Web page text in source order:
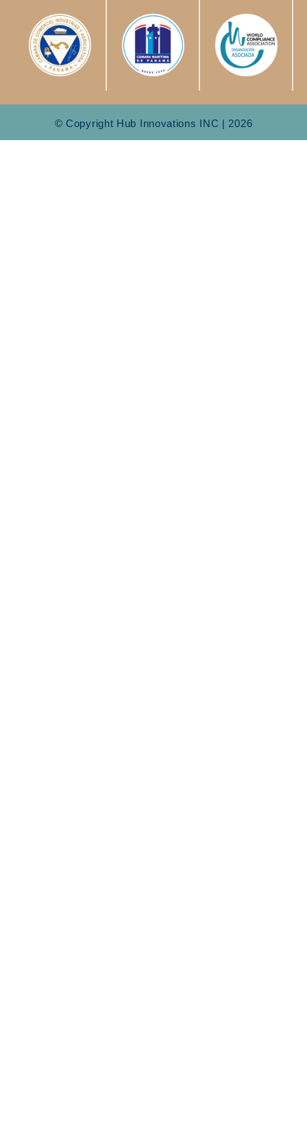
© Copyright Hub Innovations INC | 2026